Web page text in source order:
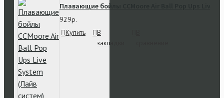
Плавающие бойлы CCMoore Air Ball Pop Ups Live
929р.
Купить
В
закладки